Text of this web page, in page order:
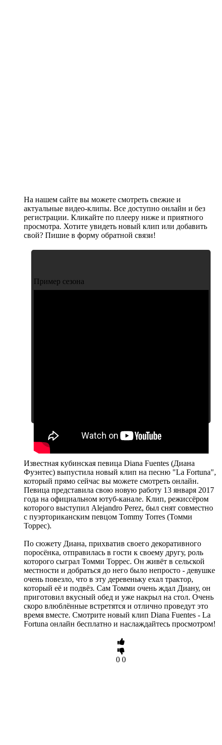
На нашем сайте вы можете смотреть свежие и
актуальные видео-клипы. Все доступно онлайн и без
регистрации. Кликайте по плееру ниже и приятного
просмотра. Хотите увидеть новый клип или добавить
свой? Пишие в форму обратной связи!
Пример сезона
Известная кубинская певица Diana Fuentes (Диана
Фуэнтес) выпустила новый клип на песню "La Fortuna",
который прямо сейчас вы можете смотреть онлайн.
Певица представила свою новую работу 13 января 2017
года на официальном ютуб-канале. Клип, режиссёром
которого выступил Alejandro Perez, был снят совместно
с пуэрториканским певцом Tommy Torres (Томми
Торрес).
По сюжету Диана, прихватив своего декоративного
поросёнка, отправилась в гости к своему другу, роль
которого сыграл Томми Торрес. Он живёт в сельской
местности и добраться до него было непросто - девушке
очень повезло, что в эту деревеньку ехал трактор,
который её и подвёз. Сам Томми очень ждал Диану, он
приготовил вкусный обед и уже накрыл на стол. Очень
скоро влюблённые встретятся и отлично проведут это
время вместе. Смотрите новый клип Diana Fuentes - La
Fortuna онлайн бесплатно и наслаждайтесь просмотром!
0 0